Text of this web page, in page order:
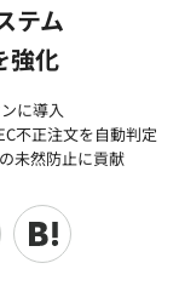
テム
強化
に導入
不正注文を自動判定
未然防止に貢献